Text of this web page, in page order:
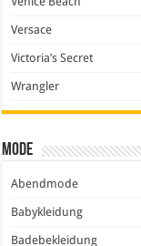
Versace
Victoria’s Secret
Wrangler
Mode
Abendmode
Babykleidung
Badebekleidung